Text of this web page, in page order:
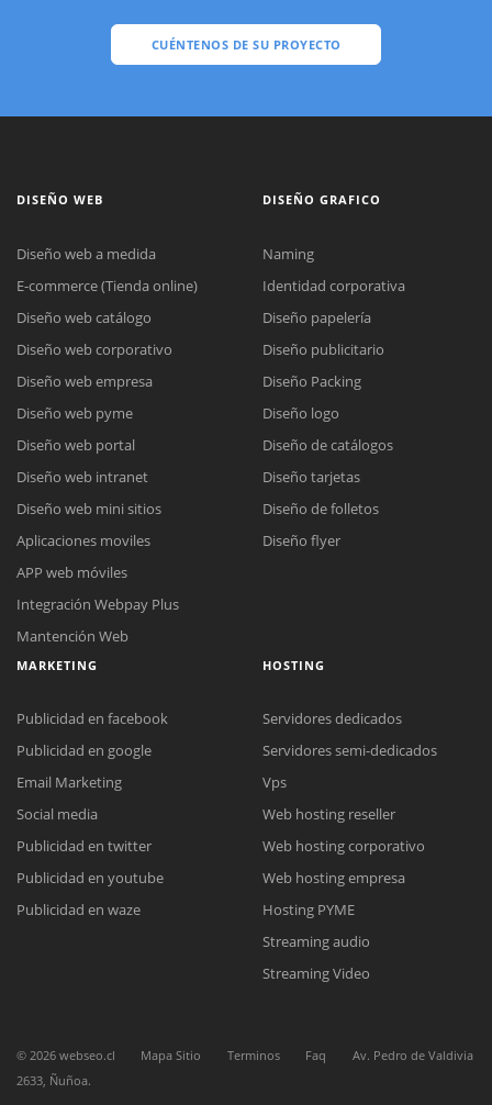
CUÉNTENOS DE SU PROYECTO
Reunión online
Nuestros ejecutivos le enviarán un correo electrónico con el enlace a
Meet para la reunión online.
Cotización
Todos nuestros ejecutivos están fuera de línea. Complete el formulario
DISEÑO WEB
Diseño web a medida
E-commerce (Tienda online)
Diseño web catálogo
Diseño web corporativo
Diseño web empresa
Diseño web pyme
Diseño web portal
Diseño web intranet
Diseño web mini sitios
Aplicaciones moviles
APP web móviles
Integración Webpay Plus
Mantención Web
DISEÑO GRAFICO
Naming
Identidad corporativa
Diseño papelería
Diseño publicitario
Diseño Packing
Diseño logo
Diseño de catálogos
Diseño tarjetas
Diseño de folletos
Diseño flyer
MARKETING
Publicidad en facebook
Publicidad en google
Email Marketing
Social media
Publicidad en twitter
Publicidad en youtube
Publicidad en waze
HOSTING
Servidores dedicados
Servidores semi-dedicados
Vps
Web hosting reseller
Web hosting corporativo
Web hosting empresa
Hosting PYME
Streaming audio
Streaming Video
© 2026 webseo.cl Mapa Sitio Terminos Faq
Av. Pedro de Valdivia
2633, Ñuñoa.